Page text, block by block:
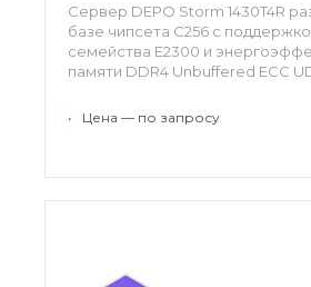
Сервер DEPO Storm 1430T4R
базе чипсета C256 с
семейства E2300 и
памяти DDR4 Unbuffered ECC
• Цена — по запросу